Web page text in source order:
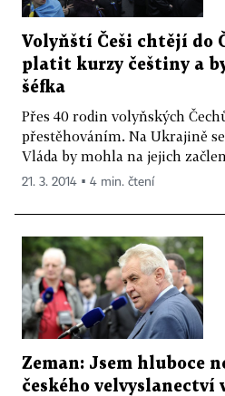
Volyňští Češi chtějí do
platit kurzy češtiny a
šéfka
Přes 40 rodin volyňských
přestěhováním. Na Ukrajině
Vláda by mohla na jejich
21. 3. 2014 ▪ 4 min. čtení
Zeman: Jsem hluboce
českého velvyslanectví